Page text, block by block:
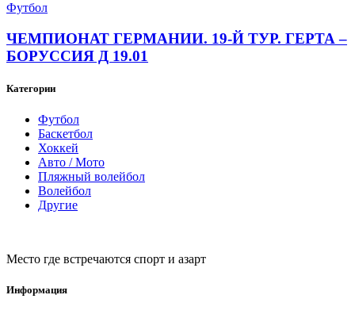
Футбол
ЧЕМПИОНАТ ГЕРМАНИИ. 19-Й ТУР. ГЕРТА –
БОРУССИЯ Д 19.01
Категории
Футбол
Баскетбол
Хоккей
Авто / Мото
Пляжный волейбол
Волейбол
Другие
Место где встречаются спорт и азарт
Информация